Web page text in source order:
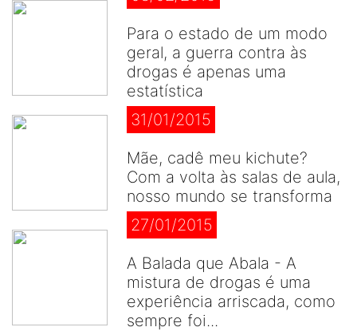
Para o estado de um modo
geral, a guerra contra às
drogas é apenas uma
estatística
31/01/2015
Mãe, cadê meu kichute?
Com a volta às salas de aula,
nosso mundo se transforma
27/01/2015
A Balada que Abala - A
mistura de drogas é uma
experiência arriscada, como
sempre foi...